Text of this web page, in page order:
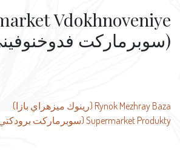
Vdokhnoveniye
(سوبرماركت
تصفّح
المقالات
Rynok Mezhray Baza (رينوك ميزهراي بازا)
Supermarket Produkty (سوبرماركت برودكتي)